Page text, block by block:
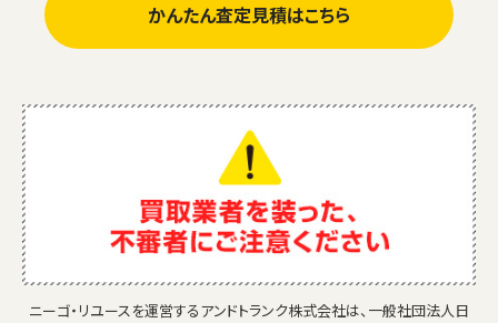
かんたん査定見積はこちら
ニーゴ・リユースを運営するアンドトランク株式会社は、一般社団法人日